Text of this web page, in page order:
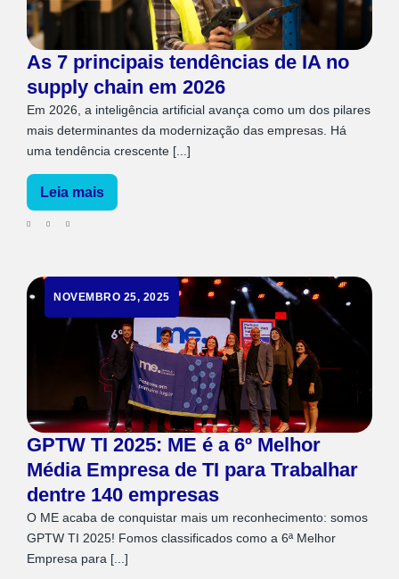
As 7 principais tendências de IA no
supply chain em 2026
Em 2026, a inteligência artificial avança como um dos pilares
mais determinantes da modernização das empresas. Há
uma tendência crescente [...]
Leia mais
NOVEMBRO 25, 2025
GPTW TI 2025: ME é a 6º Melhor
Média Empresa de TI para Trabalhar
dentre 140 empresas
O ME acaba de conquistar mais um reconhecimento: somos
GPTW TI 2025! Fomos classificados como a 6ª Melhor
Empresa para [...]